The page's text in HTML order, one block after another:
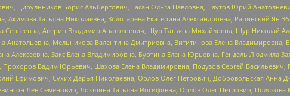
Цирульников Борис Альбертович, Гасан Ольга Павловна, Паутов Юрий
Акимова Татьяна Николаевна, Золотарева Екатерина Александровна, Рачинский Ян
Аверин Владимир Анатольевич, Щур Татьяна Михайловна, Щур Николай
Мельникова Валентина Дмитриевна, Вититинова Елена Владимировна,
Алексеевна, Закс Елена Владимировна, Буртина Елена Юрьевна, Гендель Людмила
Вадим Юрьевич, Шахова Елена Владимировна, Подузов Сергей Васильевич,
Ефимович, Сухих Дарья Николаевна, Орлов Олег Петрович, Добровольская Анна
Лев Семенович, Локшина Татьяна Иосифовна, Орлов Олег Петрович,